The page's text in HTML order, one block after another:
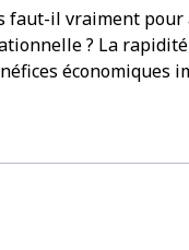
faut-il vraiment
? La
économiques